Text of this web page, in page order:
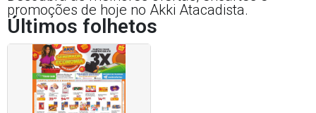
promoções de hoje no Akki Atacadista.
Últimos folhetos